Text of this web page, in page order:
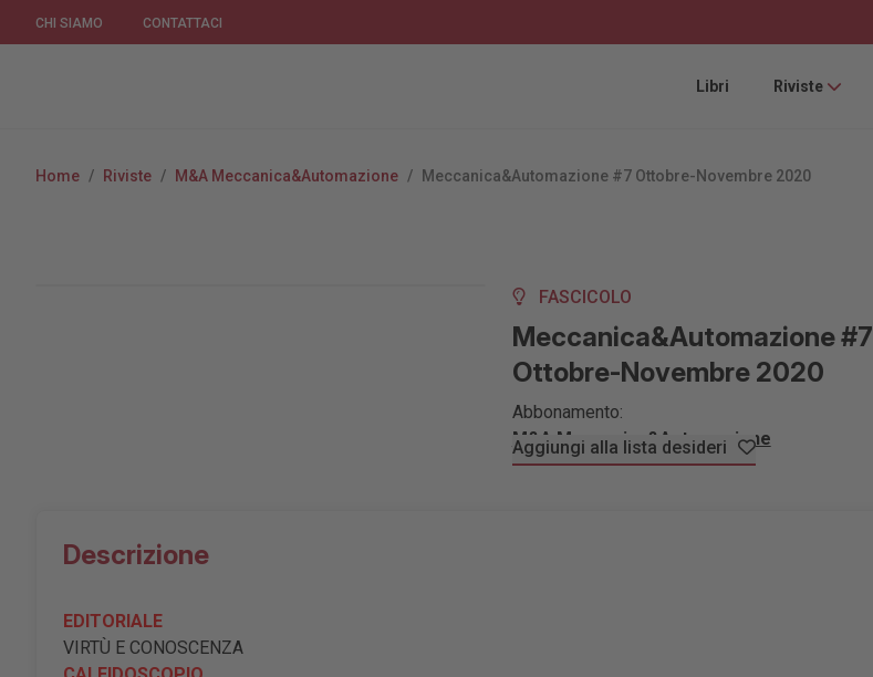
CHI SIAMO CONTATTACI
Libri Riviste
Home / Riviste / M&A Meccanica&Automazione / Meccanica&Automazione #7 Ottobre-Novembre 2020
FASCICOLO
Meccanica&Automazione #7
Ottobre-Novembre 2020
Abbonamento:
M&A Meccanica&Automazione
Aggiungi alla lista desideri
Descrizione
EDITORIALE
VIRTÙ E CONOSCENZA